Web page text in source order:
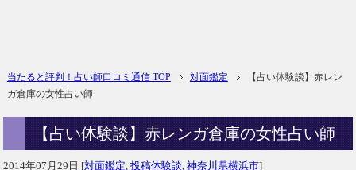
当たると評判！占い師口コミ通信 TOP 対面鑑定
【占い体験談】赤レン
ガ倉庫の女性占い師
【占い体験談】赤レンガ倉庫の女性占い師
2014年07月29日 [対面鑑定 ,投稿体験談 ,神奈川県横浜市]